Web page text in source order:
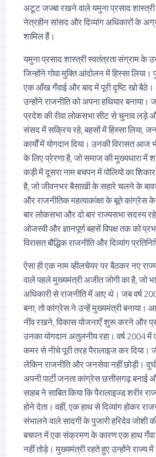
अटूट जज्बा रखने वाले यमुना प्रसाद
नेत्रहीन सांसद और दिव्यांग अधिकारों के
शामिल हैं।
यमुना प्रसाद शास्त्री स्वतंत्रता संग्राम के
जिन्होंने गोवा मुक्ति आंदोलन में हिस्सा लिया।
एक आँख गँवाई और बाद में पूरी दृष्टि खो
उन्होंने राजनीति को अपना हथियार बनाया।
प्रदेश की रीवा लोकसभा सीट से चुनाव लड़े
संसद में सक्रिय रहे, बहसों में हिस्सा लिया,
कार्यों में योगदान दिया। उनकी विरासत आज
के लिए प्रेरणा है, जो समाज की मुख्यधारा में
कड़ी में दूसरा नाम बचपन में पोलियो का
है, जो जीवनभर बैसाखी के सहारे चलने के
और राजनीतिक महत्वाकांक्षा के बूते कांग्रेस
बार लोकसभा और दो बार राज्यसभा सदस्य
ओजस्वी और ज्ञानपूर्ण बहसें विपक्ष तक को
विरासत बौद्धिक राजनीति और दिव्यांग
ऐसा ही एक नाम व्हीलचेयर पर बैठकर नए
वाले पहले मुख्यमंत्री अजीत जोगी का है, जो
अधिकारी से राजनीति में आए थे। जब वर्ष
बना, तो कांग्रेस ने उन्हें मुख्यमंत्री बनाया।
नींव रखने, विकास योजनाएँ शुरू करने और
उनका योगदान अतुलनीय रहा। वर्ष 2004
कमर से नीचे पूरी तरह पैरालाइज कर दिया।
लेकिन राजनीति और जनसेवा नहीं छोड़ी।
अपनी पार्टी जनता कांग्रेस छत्तीसगढ़ बनाई
साहब ने साबित किया कि पैरालाइज्ड शरीर
होने देता। वहीं, एक हाथ से दिव्यांग होकर
संभालने वाले सादगी के पुजारी हरिदेव जोशी
बचपन में एक संक्रमण के कारण एक हाथ
नहीं तोड़े। मुख्यमंत्री रहते हुए उन्होंने राज्य में